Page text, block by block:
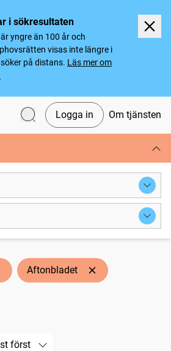
i sökresultaten
yngre än 100 år och
visas inte längre i
på distans. Läs mer om
Logga in Om tjänsten
Aftonbladet